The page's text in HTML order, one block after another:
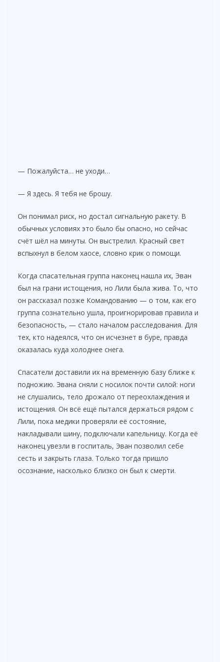
— Пожалуйста… не уходи…
— Я здесь. Я тебя не брошу.
Он понимал риск, но достал сигнальную ракету. В
обычных условиях это было бы опасно, но сейчас
счёт шёл на минуты. Он выстрелил. Красный свет
вспыхнул в белом хаосе, словно крик о помощи.
Когда спасательная группа наконец нашла их, Эван
был на грани истощения, но Лили была жива. То, что
он рассказал позже Командованию — о том, как его
группа сознательно ушла, проигнорировав правила и
безопасность, — стало началом расследования. Для
тех, кто надеялся, что он исчезнет в буре, правда
оказалась куда холоднее снега.
Спасатели доставили их на временную базу ближе к
подножию. Эвана сняли с носилок почти силой: ноги
не слушались, тело дрожало от переохлаждения и
истощения. Он всё ещё пытался держаться рядом с
Лили, пока медики проверяли её состояние,
накладывали шину, подключали капельницу. Когда её
наконец увезли в госпиталь, Эван позволил себе
сесть и закрыть глаза. Только тогда пришло
осознание, насколько близко он был к смерти.